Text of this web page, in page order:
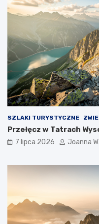
SZLAKI TURYSTYCZNE
Przełęcz w Tatrach
7 lipca 2026 Joanna